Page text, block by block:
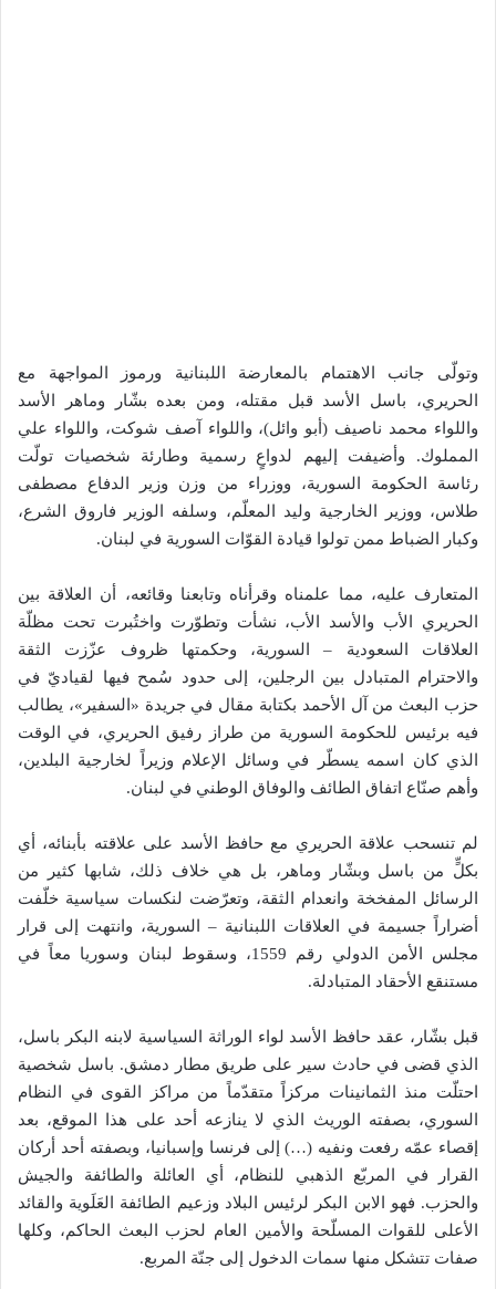
وتولّى جانب الاهتمام بالمعارضة اللبنانية ورموز المواجهة مع
الحريري، باسل الأسد قبل مقتله، ومن بعده بشّار وماهر الأسد
واللواء محمد ناصيف (أبو وائل)، واللواء آصف شوكت، واللواء علي
المملوك. وأضيفت إليهم لدواعٍ رسمية وطارئة شخصيات تولّت
رئاسة الحكومة السورية، ووزراء من وزن وزير الدفاع مصطفى
طلاس، ووزير الخارجية وليد المعلّم، وسلفه الوزير فاروق الشرع،
وكبار الضباط ممن تولوا قيادة القوّات السورية في لبنان.
المتعارف عليه، مما علمناه وقرأناه وتابعنا وقائعه، أن العلاقة بين
الحريري الأب والأسد الأب، نشأت وتطوّرت واختُبرت تحت مظلّة
العلاقات السعودية – السورية، وحكمتها ظروف عزّزت الثقة
والاحترام المتبادل بين الرجلين، إلى حدود سُمح فيها لقياديّ في
حزب البعث من آل الأحمد بكتابة مقال في جريدة «السفير»، يطالب
فيه برئيس للحكومة السورية من طراز رفيق الحريري، في الوقت
الذي كان اسمه يسطّر في وسائل الإعلام وزيراً لخارجية البلدين،
وأهم صنّاع اتفاق الطائف والوفاق الوطني في لبنان.
لم تنسحب علاقة الحريري مع حافظ الأسد على علاقته بأبنائه، أي
بكلٍّ من باسل وبشّار وماهر، بل هي خلاف ذلك، شابها كثير من
الرسائل المفخخة وانعدام الثقة، وتعرّضت لنكسات سياسية خلّفت
أضراراً جسيمة في العلاقات اللبنانية – السورية، وانتهت إلى قرار
مجلس الأمن الدولي رقم 1559، وسقوط لبنان وسوريا معاً في
مستنقع الأحقاد المتبادلة.
قبل بشّار، عقد حافظ الأسد لواء الوراثة السياسية لابنه البكر باسل،
الذي قضى في حادث سير على طريق مطار دمشق. باسل شخصية
احتلّت منذ الثمانينات مركزاً متقدّماً من مراكز القوى في النظام
السوري، بصفته الوريث الذي لا ينازعه أحد على هذا الموقع، بعد
إقصاء عمّه رفعت ونفيه (…) إلى فرنسا وإسبانيا، وبصفته أحد أركان
القرار في المربّع الذهبي للنظام، أي العائلة والطائفة والجيش
والحزب. فهو الابن البكر لرئيس البلاد وزعيم الطائفة العَلَوية والقائد
الأعلى للقوات المسلّحة والأمين العام لحزب البعث الحاكم، وكلها
صفات تتشكل منها سمات الدخول إلى جنّة المربع.